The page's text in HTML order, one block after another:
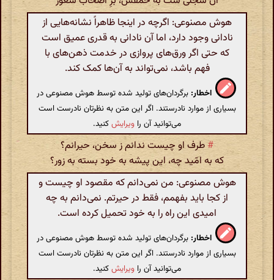
هوش مصنوعی: اگرچه در اینجا ظاهراً نشانه‌هایی از
نادانی وجود دارد، اما آن نادانی به قدری عمیق است
که حتی اگر ورق‌های پروازی در خدمت ذهن‌های با
فهم باشد، نمی‌تواند به آن‌ها کمک کند.
اخطار: برگردان‌های تولید شده توسط هوش مصنوعی در
بسیاری از موارد نادرستند. اگر این متن به نظرتان نادرست است
می‌توانید آن را ویرایشکنید.
#طرف او چیست ندانم ز سخن، حیرانم؟
که به امّید چه، این پیشه به خود بسته به زور؟
هوش مصنوعی: من نمی‌دانم که مقصود او چیست و
از کجا باید بفهمم، فقط در حیرتم. نمی‌دانم به چه
امیدی این راه را به خود تحمیل کرده است.
اخطار: برگردان‌های تولید شده توسط هوش مصنوعی در
بسیاری از موارد نادرستند. اگر این متن به نظرتان نادرست است
می‌توانید آن را ویرایشکنید.